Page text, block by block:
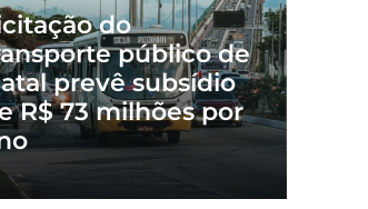
do
público de
prevê subsídio
R$ 73 milhões por